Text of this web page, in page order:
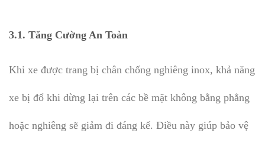
3.1. Tăng Cường An Toàn
Khi xe được trang bị chân chống nghiêng inox, khả năng
xe bị đổ khi dừng lại trên các bề mặt không bằng phẳng
hoặc nghiêng sẽ giảm đi đáng kể. Điều này giúp bảo vệ